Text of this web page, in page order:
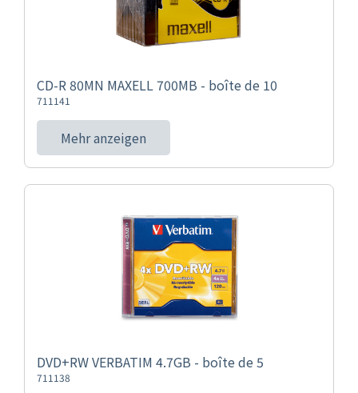
CD-R 80MN MAXELL 700MB - boîte de 10
711141
Mehr anzeigen
DVD+RW VERBATIM 4.7GB - boîte de 5
711138